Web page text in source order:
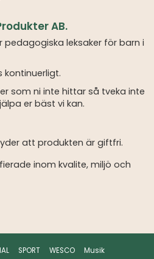
AB.
pedagogiska leksaker för barn i
som ni inte hittar så tveka inte
er bäst vi kan.
att produkten är giftfri.
inom kvalite, miljö och
SPORT WESCO Musik